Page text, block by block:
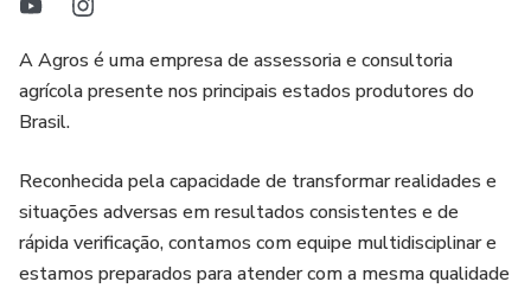
A Agros é uma empresa de assessoria e consultoria
agrícola presente nos principais estados produtores do
Brasil.
Reconhecida pela capacidade de transformar realidades e
situações adversas em resultados consistentes e de
rápida verificação, contamos com equipe multidisciplinar e
estamos preparados para atender com a mesma qualidade